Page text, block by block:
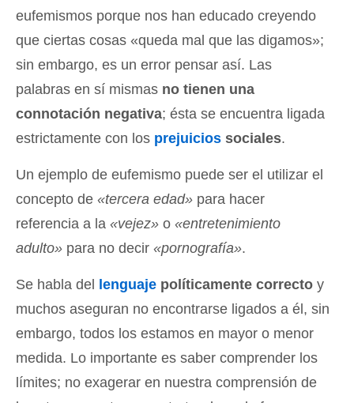
eufemismos porque nos han educado creyendo
que ciertas cosas «queda mal que las digamos»;
sin embargo, es un error pensar así. Las
palabras en sí mismas no tienen una
connotación negativa; ésta se encuentra ligada
estrictamente con los prejuicios sociales.
Un ejemplo de eufemismo puede ser el utilizar el
concepto de «tercera edad» para hacer
referencia a la «vejez» o «entretenimiento
adulto» para no decir «pornografía».
Se habla del lenguaje políticamente correcto y
muchos aseguran no encontrarse ligados a él, sin
embargo, todos los estamos en mayor o menor
medida. Lo importante es saber comprender los
límites; no exagerar en nuestra comprensión de